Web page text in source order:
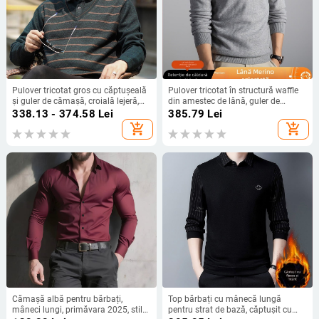
Pulover tricotat gros cu căptușeală
și guler de cămașă, croială lejeră,
aspect de două părți pentru bărbați
338.13 - 374.58 Lei
add_shopping_cart
Pulover tricotat în structură waffle
din amestec de lână, guler de
cămașă, căptușit cu fleece, gros,
385.79 Lei
add_shopping_cart
Cămașă albă pentru bărbați,
mâneci lungi, primăvara 2025, stil
Top bărbați cu mânecă lungă
pentru strat de bază, căptușit cu